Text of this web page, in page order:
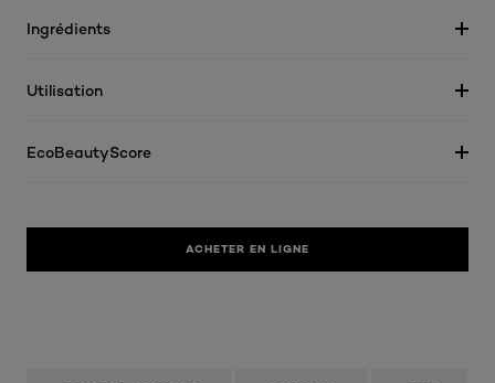
Ingrédients
Utilisation
EcoBeautyScore
ACHETER EN LIGNE